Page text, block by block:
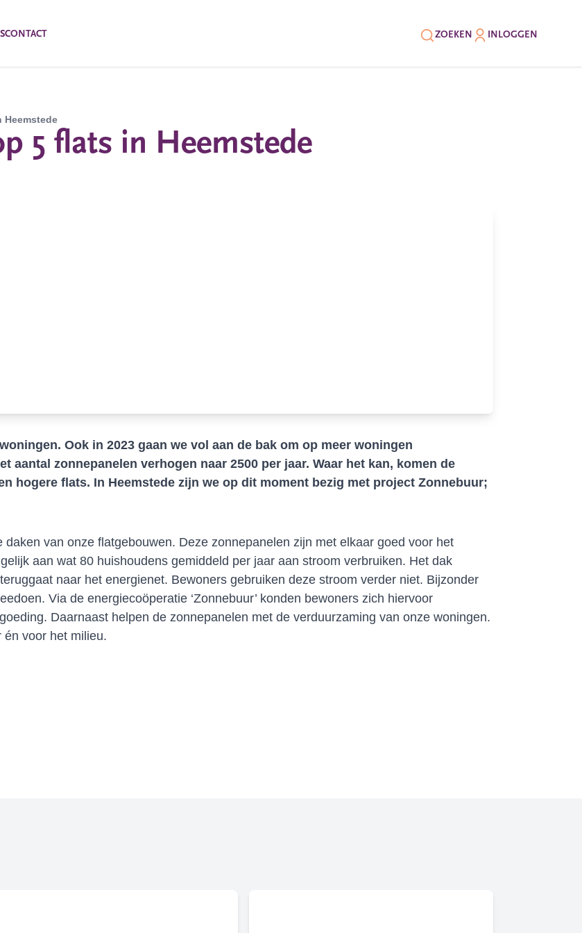
CONTACT ZOEKEN INLOGGEN
Heemstede
5 flats in Heemstede
Ook in 2023 gaan we vol aan de bak om op meer woningen
aantal zonnepanelen verhogen naar 2500 per jaar. Waar het kan, komen de
hogere flats. In Heemstede zijn we op dit moment bezig met project Zonnebuur;
van onze flatgebouwen. Deze zonnepanelen zijn met elkaar goed voor het
aan wat 80 huishoudens gemiddeld per jaar aan stroom verbruiken. Het dak
naar het energienet. Bewoners gebruiken deze stroom verder niet. Bijzonder
Via de energiecoöperatie ‘Zonnebuur’ konden bewoners zich hiervoor
Daarnaast helpen de zonnepanelen met de verduurzaming van onze woningen.
voor het milieu.